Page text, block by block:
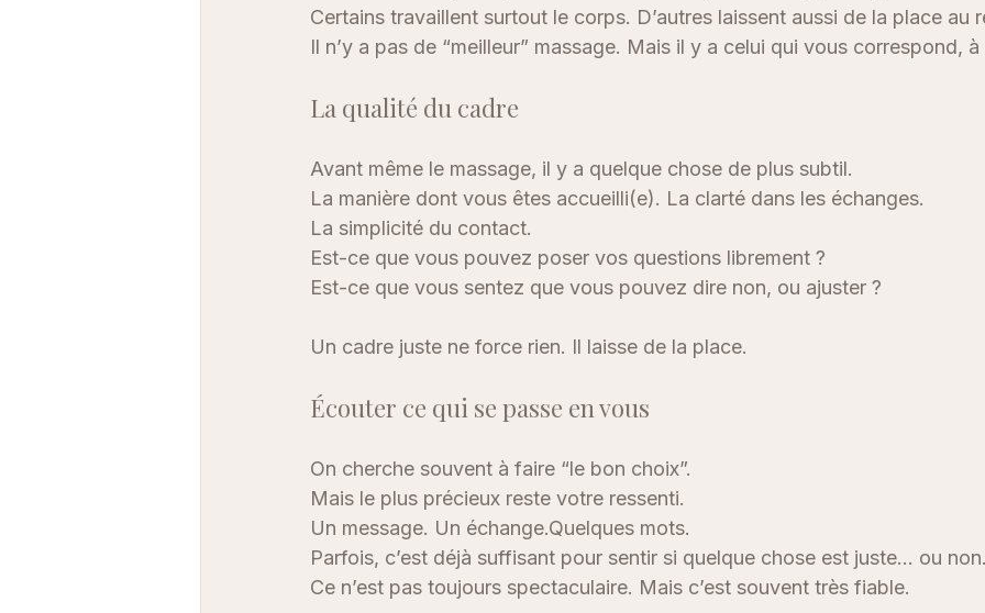
Certains travaillent surtout le corps. D’autres laissent aussi de la place au
Il n’y a pas de “meilleur” massage. Mais il y a celui qui vous correspond,
La qualité du cadre
Avant même le massage, il y a quelque chose de plus subtil.
La manière dont vous êtes accueilli(e). La clarté dans les échanges.
La simplicité du contact.
Est-ce que vous pouvez poser vos questions librement ?
Est-ce que vous sentez que vous pouvez dire non, ou ajuster ?
Un cadre juste ne force rien. Il laisse de la place.
Écouter ce qui se passe en vous
On cherche souvent à faire “le bon choix”.
Mais le plus précieux reste votre ressenti.
Un message. Un échange.Quelques mots.
Parfois, c’est déjà suffisant pour sentir si quelque chose est juste… ou
Ce n’est pas toujours spectaculaire. Mais c’est souvent très fiable.